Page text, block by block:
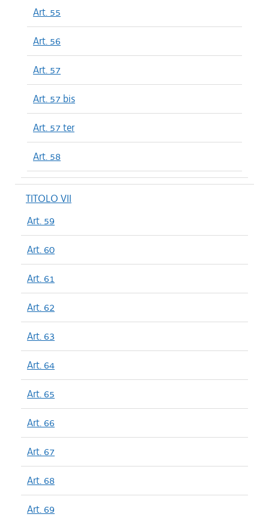
Art. 55
Art. 56
Art. 57
Art. 57 bis
Art. 57 ter
Art. 58
TITOLO VII
Art. 59
Art. 60
Art. 61
Art. 62
Art. 63
Art. 64
Art. 65
Art. 66
Art. 67
Art. 68
Art. 69